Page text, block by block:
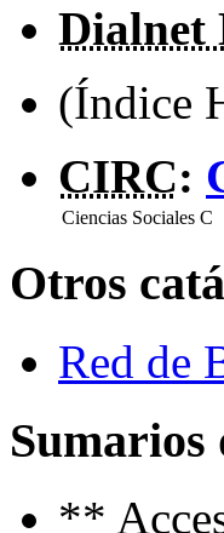
Dialnet
(Índice
CIRC:
Ciencias Sociales C
Otros
Red de
Sumarios
**